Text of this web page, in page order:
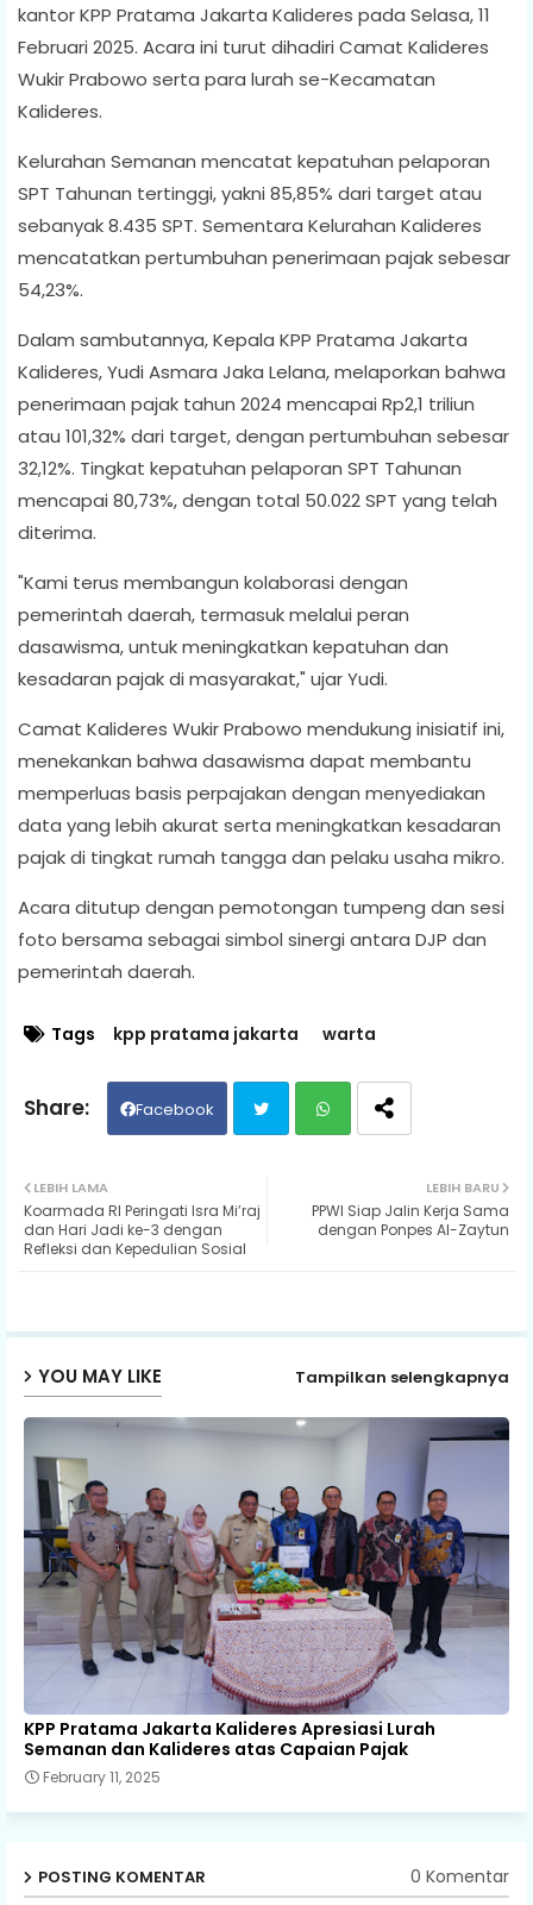
kantor KPP Pratama Jakarta Kalideres pada Selasa, 11
Februari 2025. Acara ini turut dihadiri Camat Kalideres
Wukir Prabowo serta para lurah se-Kecamatan
Kalideres.
Kelurahan Semanan mencatat kepatuhan pelaporan
SPT Tahunan tertinggi, yakni 85,85% dari target atau
sebanyak 8.435 SPT. Sementara Kelurahan Kalideres
mencatatkan pertumbuhan penerimaan pajak sebesar
54,23%.
Dalam sambutannya, Kepala KPP Pratama Jakarta
Kalideres, Yudi Asmara Jaka Lelana, melaporkan bahwa
penerimaan pajak tahun 2024 mencapai Rp2,1 triliun
atau 101,32% dari target, dengan pertumbuhan sebesar
32,12%. Tingkat kepatuhan pelaporan SPT Tahunan
mencapai 80,73%, dengan total 50.022 SPT yang telah
diterima.
"Kami terus membangun kolaborasi dengan
pemerintah daerah, termasuk melalui peran
dasawisma, untuk meningkatkan kepatuhan dan
kesadaran pajak di masyarakat," ujar Yudi.
Camat Kalideres Wukir Prabowo mendukung inisiatif ini,
menekankan bahwa dasawisma dapat membantu
memperluas basis perpajakan dengan menyediakan
data yang lebih akurat serta meningkatkan kesadaran
pajak di tingkat rumah tangga dan pelaku usaha mikro.
Acara ditutup dengan pemotongan tumpeng dan sesi
foto bersama sebagai simbol sinergi antara DJP dan
pemerintah daerah.
Tags kpp pratama jakarta warta
Facebook
ter ats
LEBIH BARU
PPWI Siap Jalin Kerja Sama
dengan Ponpes Al-Zaytun
LEBIH LAMA
Koarmada RI Peringati Isra Mi’raj
dan Hari Jadi ke-3 dengan
Refleksi dan Kepedulian Sosial
YOU MAY LIKE Tampilkan selengkapnya
KPP Pratama Jakarta Kalideres Apresiasi Lurah
Semanan dan Kalideres atas Capaian Pajak
February 11, 2025
POSTING KOMENTAR 0 Komentar